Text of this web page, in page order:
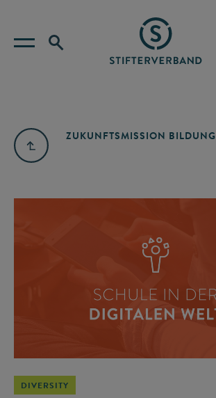
ZUKUNFTSMISSION BILDUNG
DIVERSITY